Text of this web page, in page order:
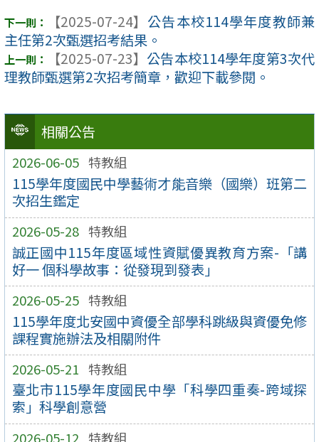
相關公告
2026-06-05 特教組
115學年度國民中學藝術才能音樂（國樂）班第二
次招生鑑定
2026-05-28 特教組
誠正國中115年度區域性資賦優異教育方案-「講
好一 個科學故事：從發現到發表」
2026-05-25 特教組
115學年度北安國中資優全部學科跳級與資優免修
課程實施辦法及相關附件
2026-05-21 特教組
臺北市115學年度國民中學「科學四重奏-跨域探
索」科學創意營
2026-05-12 特教組
【2025-07-24】 公告本校114學年度教師兼
主任第2次甄選招考結果。
【2025-07-23】 公告本校114學年度第3次代
理教師甄選第2次招考簡章，歡迎下載參閱。